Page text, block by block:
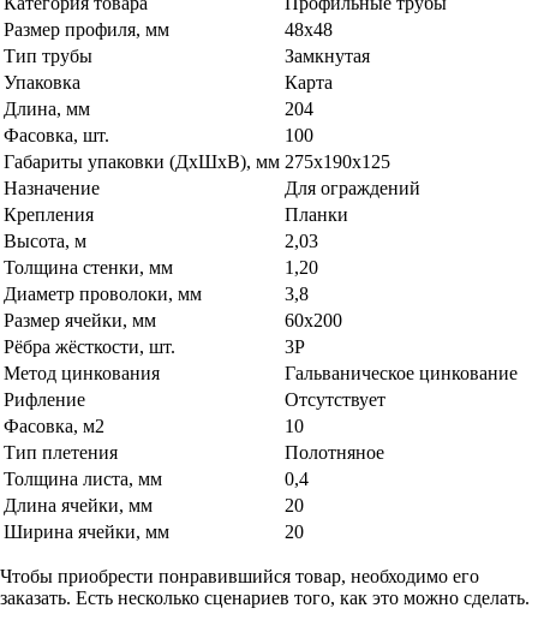
Размер профиля, мм
48х48
Тип трубы
Замкнутая
Упаковка
Карта
Длина, мм
204
Фасовка, шт.
100
Габариты упаковки (ДхШхВ), мм 275х190х125
Назначение
Для ограждений
Крепления
Планки
Высота, м
2,03
Толщина стенки, мм
1,20
Диаметр проволоки, мм
3,8
Размер ячейки, мм
60х200
Рёбра жёсткости, шт.
3Р
Метод цинкования
Гальваническое цинкование
Рифление
Отсутствует
Фасовка, м2
10
Тип плетения
Полотняное
Толщина листа, мм
0,4
Длина ячейки, мм
20
Ширина ячейки, мм
20
Чтобы приобрести понравившийся товар, необходимо его
заказать. Есть несколько сценариев того, как это можно сделать.